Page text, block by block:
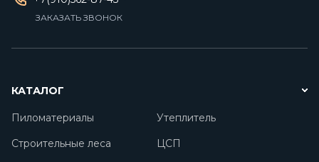
ЗАКАЗАТЬ ЗВОНОК
КАТАЛОГ
Пиломатериалы
Утеплитель
Строительные леса
ЦСП